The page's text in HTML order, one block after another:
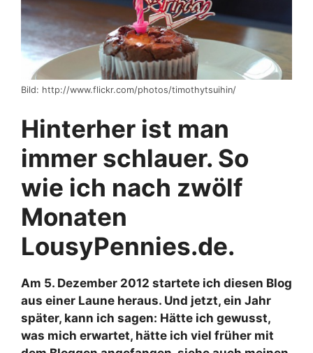
Bild: http://www.flickr.com/photos/timothytsuihin/
Hinterher ist man
immer schlauer. So
wie ich nach zwölf
Monaten
LousyPennies.de.
Am 5. Dezember 2012 startete ich diesen Blog
aus einer Laune heraus. Und jetzt, ein Jahr
später, kann ich sagen: Hätte ich gewusst,
was mich erwartet, hätte ich viel früher mit